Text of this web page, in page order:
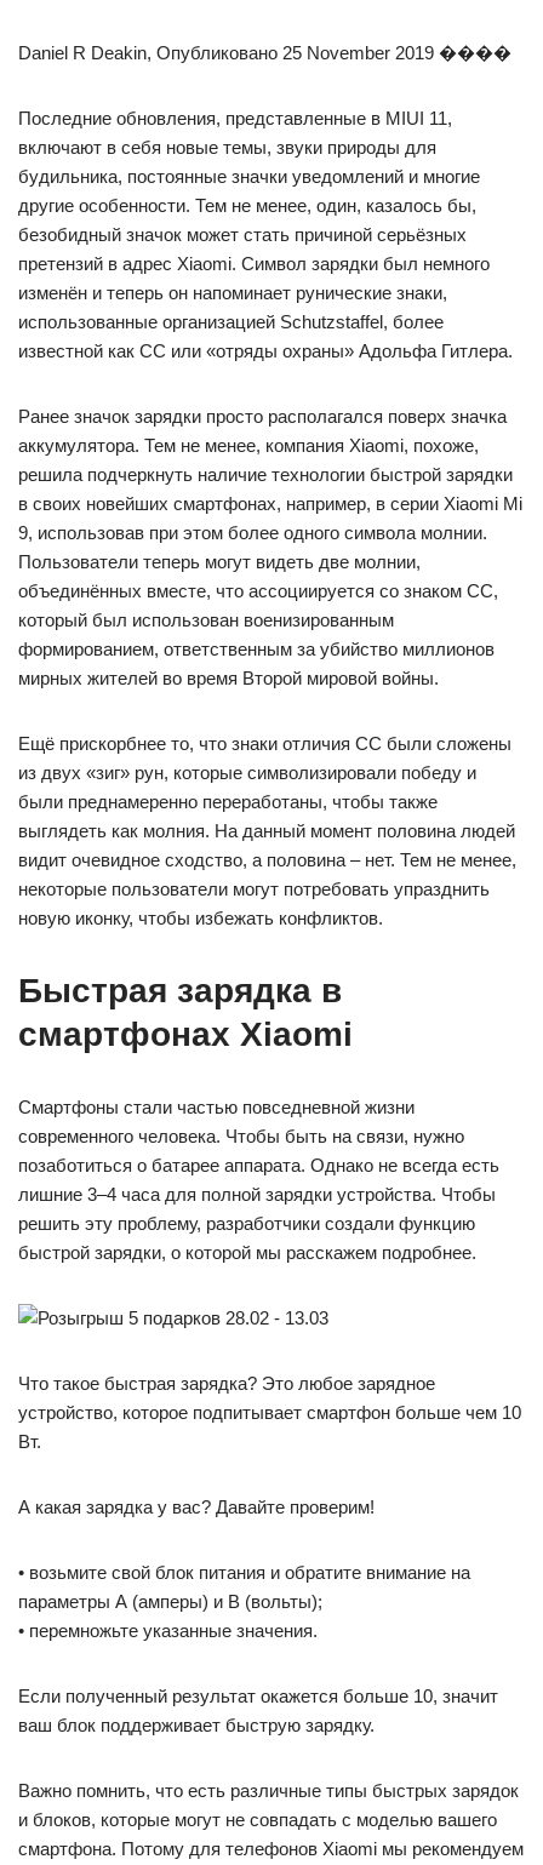
Daniel R Deakin, Опубликовано 25 November 2019 ����
Последние обновления, представленные в MIUI 11,
включают в себя новые темы, звуки природы для
будильника, постоянные значки уведомлений и многие
другие особенности. Тем не менее, один, казалось бы,
безобидный значок может стать причиной серьёзных
претензий в адрес Xiaomi. Символ зарядки был немного
изменён и теперь он напоминает рунические знаки,
использованные организацией Schutzstaffel, более
известной как СС или «отряды охраны» Адольфа Гитлера.
Ранее значок зарядки просто располагался поверх значка
аккумулятора. Тем не менее, компания Xiaomi, похоже,
решила подчеркнуть наличие технологии быстрой зарядки
в своих новейших смартфонах, например, в серии Xiaomi Mi
9, использовав при этом более одного символа молнии.
Пользователи теперь могут видеть две молнии,
объединённых вместе, что ассоциируется со знаком СС,
который был использован военизированным
формированием, ответственным за убийство миллионов
мирных жителей во время Второй мировой войны.
Ещё прискорбнее то, что знаки отличия СС были сложены
из двух «зиг» рун, которые символизировали победу и
были преднамеренно переработаны, чтобы также
выглядеть как молния. На данный момент половина людей
видит очевидное сходство, а половина – нет. Тем не менее,
некоторые пользователи могут потребовать упразднить
новую иконку, чтобы избежать конфликтов.
Быстрая зарядка в
смартфонах Xiaomi
Смартфоны стали частью повседневной жизни
современного человека. Чтобы быть на связи, нужно
позаботиться о батарее аппарата. Однако не всегда есть
лишние 3–4 часа для полной зарядки устройства. Чтобы
решить эту проблему, разработчики создали функцию
быстрой зарядки, о которой мы расскажем подробнее.
Что такое быстрая зарядка? Это любое зарядное
устройство, которое подпитывает смартфон больше чем 10
Вт.
А какая зарядка у вас? Давайте проверим!
• возьмите свой блок питания и обратите внимание на
параметры А (амперы) и В (вольты);
• перемножьте указанные значения.
Если полученный результат окажется больше 10, значит
ваш блок поддерживает быструю зарядку.
Важно помнить, что есть различные типы быстрых зарядок
и блоков, которые могут не совпадать с моделью вашего
смартфона. Потому для телефонов Xiaomi мы рекомендуем